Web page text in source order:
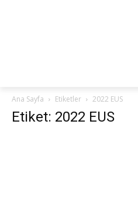
Ana Sayfa Etiketler 2022 EUS
Etiket: 2022 EUS